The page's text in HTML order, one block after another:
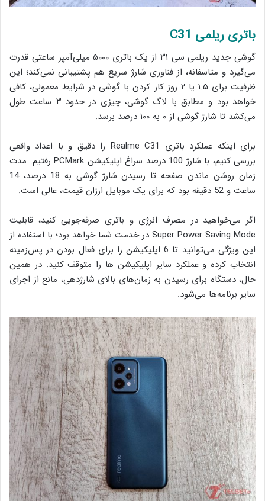
باتری ریلمی C31
گوشی جدید ریلمی سی ۳۱ از یک باتری ۵۰۰۰ میلی‌آمپر ساعتی قدرت
می‌گیرد و متاسفانه، از فناوری شارژ سریع هم پشتیبانی نمی‌کند؛ این
ظرفیت برای ۱.۵ یا ۲ روز کار کردن با گوشی در شرایط معمولی، کافی
خواهد بود و مطابق با لاگ گوشی، چیزی در حدود ۳ ساعت طول
می‌کشد تا شارژ گوشی از ۰ به ۱۰۰ درصد برسد.
برای اینکه عملکرد باتری Realme C31 را دقیق و با اعداد واقعی
بررسی کنیم، با شارژ 100 درصد سراغ اپلیکیشن PCMark رفتیم. مدت
زمان روشن ماندن صفحه تا رسیدن شارژ گوشی به 18 درصد، 14
ساعت و 52 دقیقه بود که برای یک موبایل ارزان قیمت، عالی است.
اگر می‌خواهید در مصرف انرژی و باتری صرفه‌جویی کنید، قابلیت
Super Power Saving Mode در خدمت شما خواهد بود؛ با استفاده از
این ویژگی می‌توانید تا 6 اپلیکیشن را برای فعال بودن در پس‌زمینه
انتخاب کرده و عملکرد سایر اپلیکیشن ها را متوقف کنید. در همین
حال، دستگاه برای رسیدن به زمان‌های بالای شارژدهی، مانع از اجرای
سایر برنامه‌ها می‌شود.